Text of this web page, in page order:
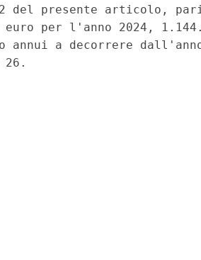
del presente articolo,
euro per l'anno 2024,
annui a decorrere